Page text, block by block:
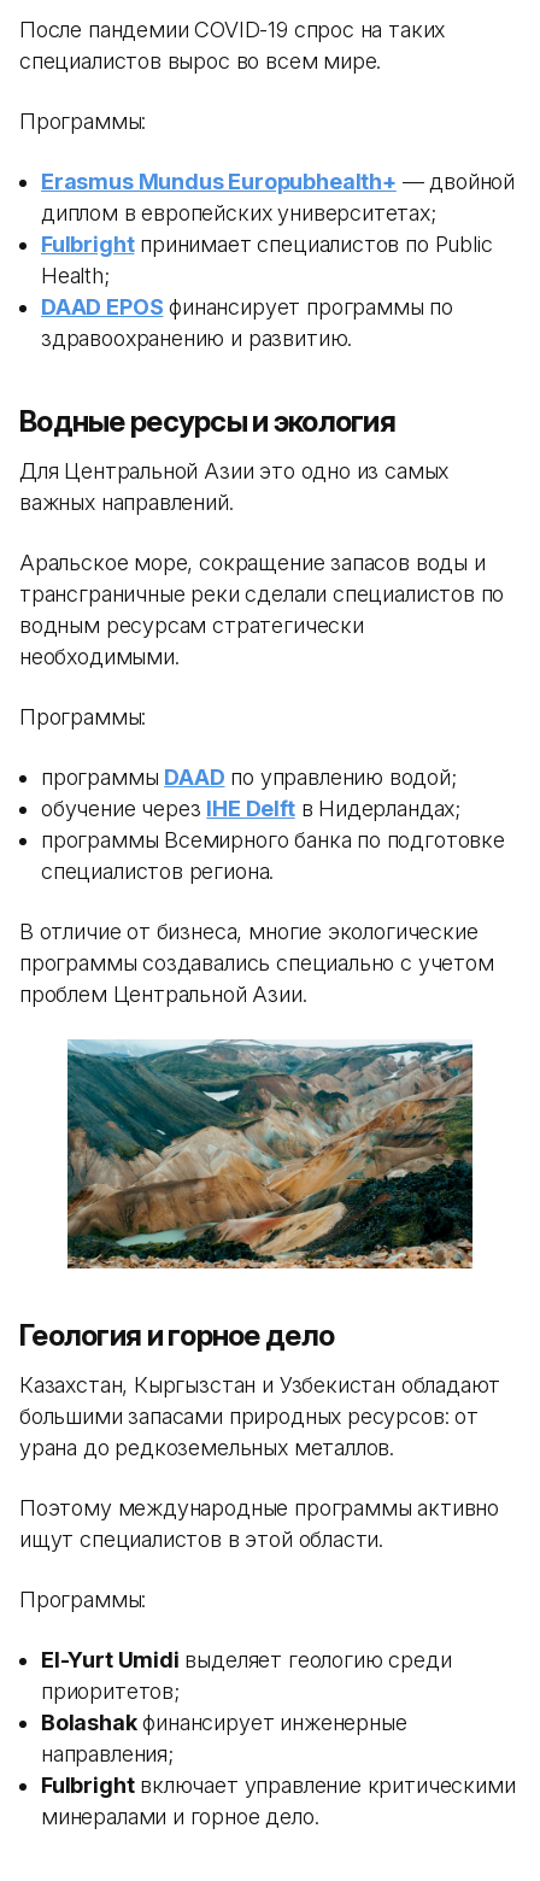
После пандемии COVID-19 спрос на таких
специалистов вырос во всем мире.
Программы:
Erasmus Mundus Europubhealth+ — двойной
диплом в европейских университетах;
Fulbrightпринимает специалистов по Public
Health;
DAAD EPOS финансирует программы по
здравоохранению и развитию.
Водные ресурсы и экология
Для Центральной Азии это одно из самых
важных направлений.
Аральское море, сокращение запасов воды и
трансграничные реки сделали специалистов по
водным ресурсам стратегически
необходимыми.
Программы:
программы DAAD по управлению водой;
обучение через IHE Delftв Нидерландах;
программы Всемирного банка по подготовке
специалистов региона.
В отличие от бизнеса, многие экологические
программы создавались специально с учетом
проблем Центральной Азии.
Геология и горное дело
Казахстан, Кыргызстан и Узбекистан обладают
большими запасами природных ресурсов: от
урана до редкоземельных металлов.
Поэтому международные программы активно
ищут специалистов в этой области.
Программы:
El-Yurt Umidi выделяет геологию среди
приоритетов;
Bolashakфинансирует инженерные
направления;
Fulbrightвключает управление критическими
минералами и горное дело.